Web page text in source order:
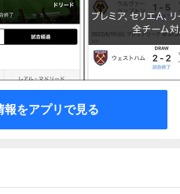
報をアプリで見る